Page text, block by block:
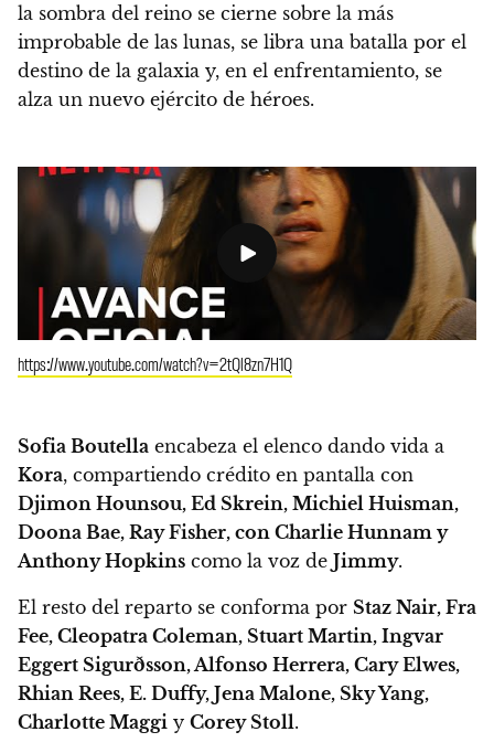
la sombra del reino se cierne sobre la más
improbable de las lunas, se libra una batalla por el
destino de la galaxia y, en el enfrentamiento, se
alza un nuevo ejército de héroes.
https://www.youtube.com/watch?v=2tQl8zn7H1Q
Sofia Boutella encabeza el elenco dando vida a
Kora, compartiendo crédito en pantalla con
Djimon Hounsou, Ed Skrein, Michiel Huisman,
Doona Bae, Ray Fisher, con Charlie Hunnam y
Anthony Hopkins como la voz de Jimmy.
El resto del reparto se conforma por Staz Nair, Fra
Fee, Cleopatra Coleman, Stuart Martin, Ingvar
Eggert Sigurðsson, Alfonso Herrera, Cary Elwes,
Rhian Rees, E. Duffy, Jena Malone, Sky Yang,
Charlotte Maggi y Corey Stoll.